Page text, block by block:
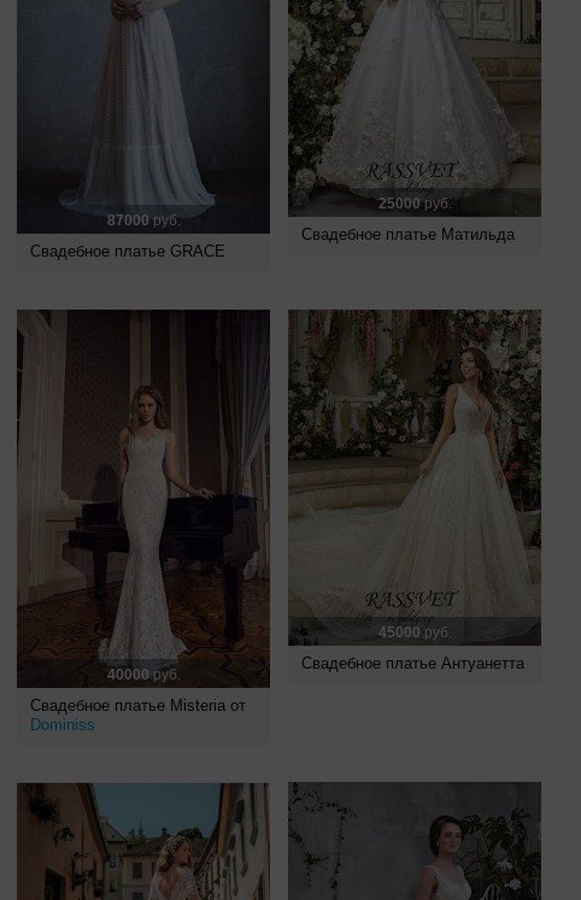
87000руб.
Свадебное платье GRACE
25000руб.
Свадебное платье Матильда
40000руб.
Свадебное платье Misteria от
Dominiss
45000 руб.
Свадебное платье Антуанетта